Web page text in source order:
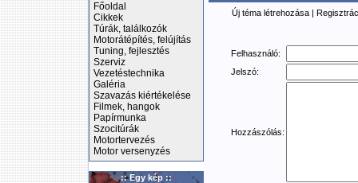
Főoldal
Cikkek
Túrák, találkozók
Motorátépítés, felújítás
Tuning, fejlesztés
Szerviz
Vezetéstechnika
Galéria
Szavazás kiértékelése
Filmek, hangok
Papírmunka
Szocitúrák
Motortervezés
Motor versenyzés
:: Egy kép ::
Új téma létrehozása |
Felhasználó:
Jelszó:
Hozzászólás: